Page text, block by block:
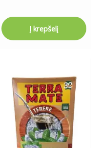
Į krepšelį